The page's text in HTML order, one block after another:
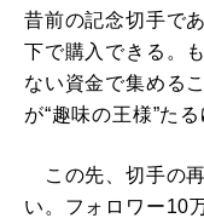
昔前の記念切手で
下で購入できる。
ない資金で集める
が“趣味の王様”た
この先、切手の
い。フォロワー10